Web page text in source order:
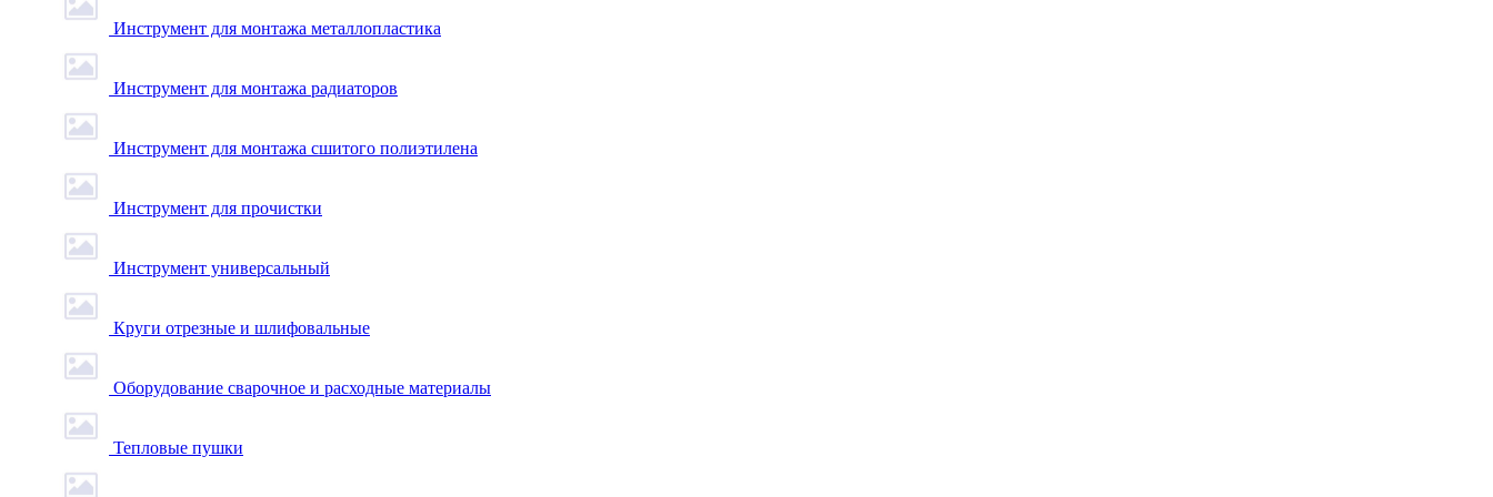
Инструмент для монтажа металлопластика
Инструмент для монтажа радиаторов
Инструмент для монтажа сшитого полиэтилена
Инструмент для прочистки
Инструмент универсальный
Круги отрезные и шлифовальные
Оборудование сварочное и расходные материалы
Тепловые пушки